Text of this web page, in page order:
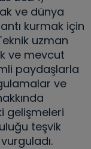
ve dünya
kurmak için
uzman
ve mevcut
paydaşlarla
ve
gelişmeleri
teşvik